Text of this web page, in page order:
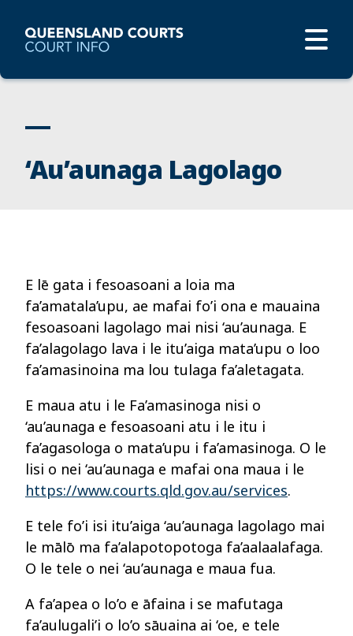
‘Au’aunaga Lagolago
E lē gata i fesoasoani a loia ma
fa’amatala’upu, ae mafai fo’i ona e mauaina
fesoasoani lagolago mai nisi ‘au’aunaga. E
fa’alagolago lava i le itu’aiga mata’upu o loo
fa’amasinoina ma lou tulaga fa’aletagata.
E maua atu i le Fa’amasinoga nisi o
‘au’aunaga e fesoasoani atu i le itu i
fa’agasologa o mata’upu i fa’amasinoga. O le
lisi o nei ‘au’aunaga e mafai ona maua i le
https://www.courts.qld.gov.au/services.
E tele fo’i isi itu’aiga ‘au’aunaga lagolago mai
le mālō ma fa’alapotopotoga fa’aalaalafaga.
O le tele o nei ‘au’aunaga e maua fua.
A fa’apea o lo’o e āfaina i se mafutaga
fa’aulugali’i o lo’o sāuaina ai ‘oe, e tele